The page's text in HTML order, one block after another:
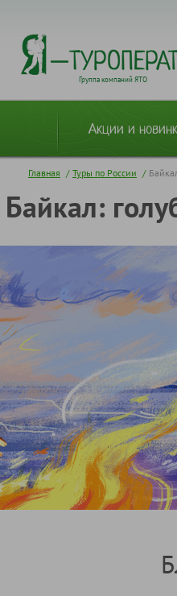
Группа компаний ЯТО
Акции и
Главная / Туры по России /
Байкал: